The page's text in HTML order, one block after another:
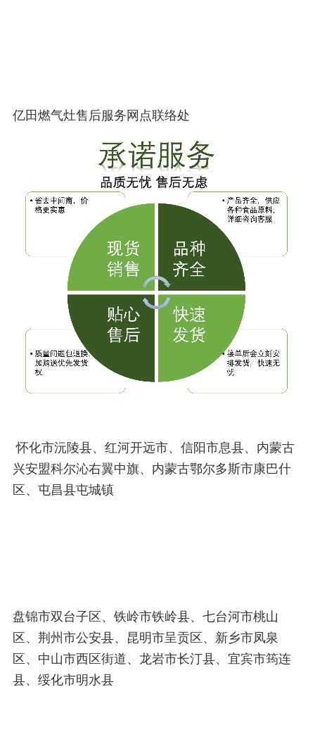
亿田燃气灶售后服务网点联络处
怀化市沅陵县、红河开远市、信阳市息县、内蒙古
兴安盟科尔沁右翼中旗、内蒙古鄂尔多斯市康巴什
区、屯昌县屯城镇
盘锦市双台子区、铁岭市铁岭县、七台河市桃山
区、荆州市公安县、昆明市呈贡区、新乡市凤泉
区、中山市西区街道、龙岩市长汀县、宜宾市筠连
县、绥化市明水县